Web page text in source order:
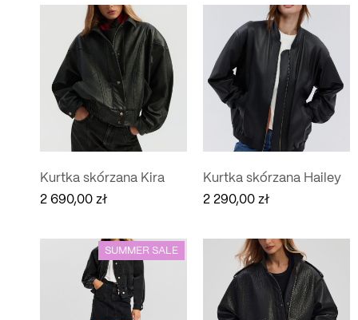
Kurtka skórzana Kira
2 690,00 zł
Kurtka skórzana Hailey
2 290,00 zł
SUMMER SALE